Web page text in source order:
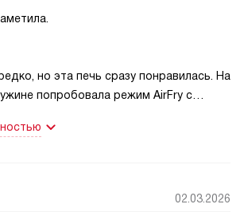
но эта печь сразу понравилась. На
попробовала режим AirFry с
хвалили! Второй случай — разогрев
разогрели всё равномерно,
02.03.2026